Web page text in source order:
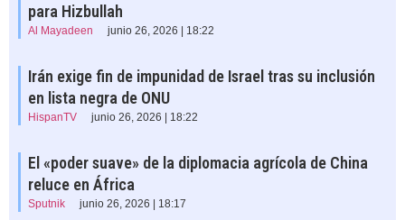
para Hizbullah
Al Mayadeen junio 26, 2026 | 18:22
Irán exige fin de impunidad de Israel tras su inclusión
en lista negra de ONU
HispanTV junio 26, 2026 | 18:22
El «poder suave» de la diplomacia agrícola de China
reluce en África
Sputnik junio 26, 2026 | 18:17